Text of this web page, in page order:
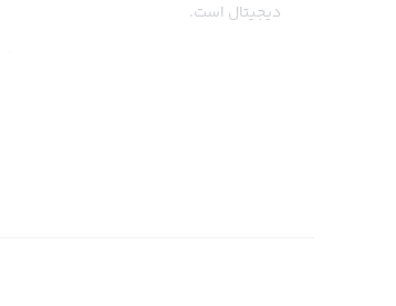
دیجیتال است.
می‌توانید به راحتی پولی ترید را خریداری
را برای کاربران خود فراهم می‌کند.